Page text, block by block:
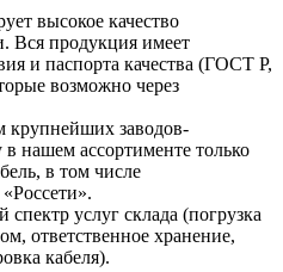
высокое качество
Вся продукция имеет
и паспорта качества (ГОСТ Р,
возможно через
крупнейших заводов-
в нашем ассортименте только
в том числе
услуг склада (погрузка
ответственное хранение,
кабеля).